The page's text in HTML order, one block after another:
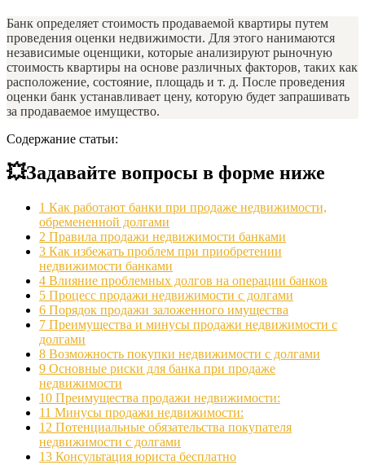
Банк определяет стоимость продаваемой квартиры путем
проведения оценки недвижимости. Для этого нанимаются
независимые оценщики, которые анализируют рыночную
стоимость квартиры на основе различных факторов, таких как
расположение, состояние, площадь и т. д. После проведения
оценки банк устанавливает цену, которую будет запрашивать
за продаваемое имущество.
Содержание статьи:
💥Задавайте вопросы в форме ниже
1 Как работают банки при продаже недвижимости,
обремененной долгами
2 Правила продажи недвижимости банками
3 Как избежать проблем при приобретении
недвижимости банками
4 Влияние проблемных долгов на операции банков
5 Процесс продажи недвижимости с долгами
6 Порядок продажи заложенного имущества
7 Преимущества и минусы продажи недвижимости с
долгами
8 Возможность покупки недвижимости с долгами
9 Основные риски для банка при продаже
недвижимости
10 Преимущества продажи недвижимости:
11 Минусы продажи недвижимости:
12 Потенциальные обязательства покупателя
недвижимости с долгами
13 Консультация юриста бесплатно